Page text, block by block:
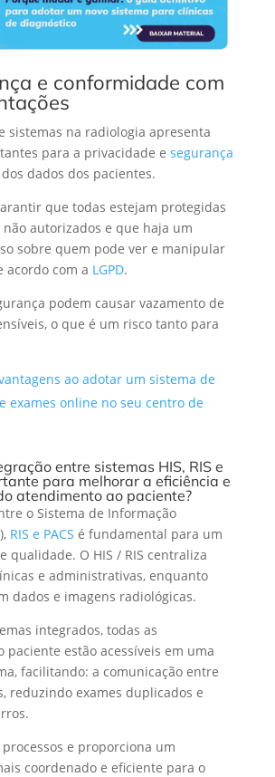
e conformidade com
sistemas na radiologia apresenta
para a privacidade e segurança
dados dos pacientes.
que todas estejam protegidas
não autorizados e que haja um
sobre quem pode ver e manipular
acordo com a LGPD.
podem causar vazamento de
o que é um risco tanto para
ao adotar um sistema de
exames online no seu centro de
entre sistemas HIS, RIS e
para melhorar a eficiência e
atendimento ao paciente?
o Sistema de Informação
RIS e PACS é fundamental para um
qualidade. O HIS / RIS centraliza
e administrativas, enquanto
dados e imagens radiológicas.
integrados, todas as
paciente estão acessíveis em uma
facilitando: a comunicação entre
reduzindo exames duplicados e
processos e proporciona um
coordenado e eficiente para o